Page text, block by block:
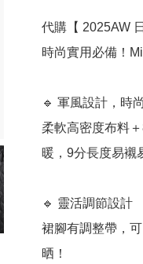
代購【 2025AW
時尚實用必備！
🔹 軍風設計，時
柔軟高密度布料
暖，9分長度易襯
🔹 靈活調節設計
裙腳有調整帶，
晒！